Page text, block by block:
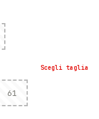
Scegli taglia
61